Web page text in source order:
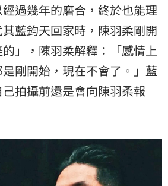
過幾年的磨合，終於也能理
藍鈞天回家時，陳羽柔剛開
」，陳羽柔解釋：「感情上
剛開始，現在不會了。」藍
拍攝前還是會向陳羽柔報